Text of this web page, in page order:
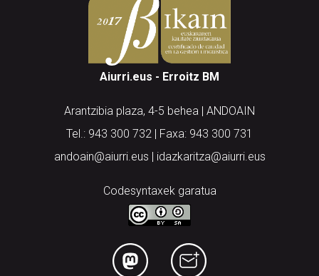
Aiurri.eus - Erroitz BM
Arantzibia plaza, 4-5 behea | ANDOAIN
Tel.: 943 300 732 | Faxa: 943 300 731
andoain@aiurri.eus | idazkaritza@aiurri.eus
Codesyntaxek garatua